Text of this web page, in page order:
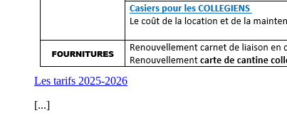
Les tarifs 2025-2026
[...]